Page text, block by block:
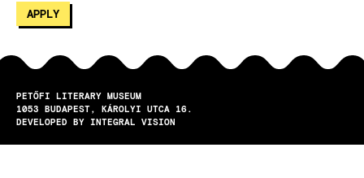
PETŐFI LITERARY MUSEUM
1053
BUDAPEST
KÁROLYI UTCA 16.
DEVELOPED BY INTEGRAL VISION